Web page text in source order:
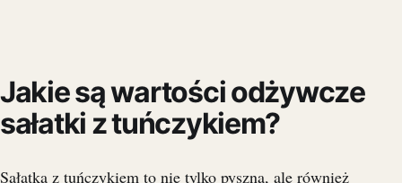
Jakie są wartości odżywcze
sałatki z tuńczykiem?
Sałatka z tuńczykiem to nie tylko pyszna, ale również